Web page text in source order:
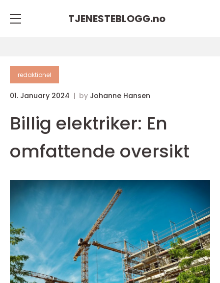
TJENESTEBLOGG.no
redaktionel
01. January 2024 by Johanne Hansen
Billig elektriker: En
omfattende oversikt